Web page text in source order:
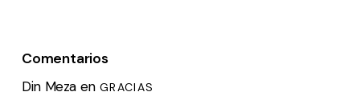
Comentarios
Din Meza en GRACIAS